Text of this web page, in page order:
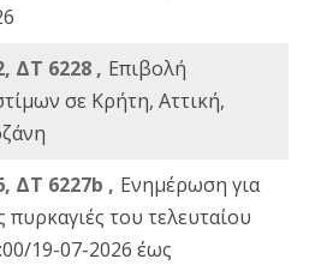
ΔΤ 6228 , Επιβολή
σε Κρήτη, Αττική,
ΔΤ 6227b , Ενημέρωση για
πυρκαγιές του τελευταίου
19-07-2026 έως